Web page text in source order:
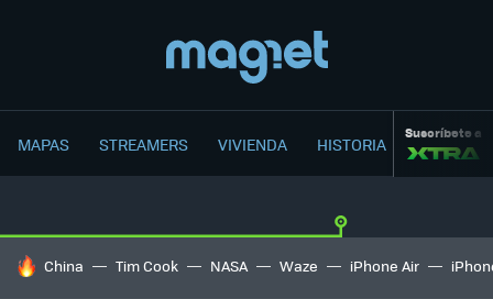
MAPAS STREAMERS VIVIENDA HISTORIA Suscríbete a
HOY SE HABLA DE
China Tim Cook NASA Waze iPhone Air